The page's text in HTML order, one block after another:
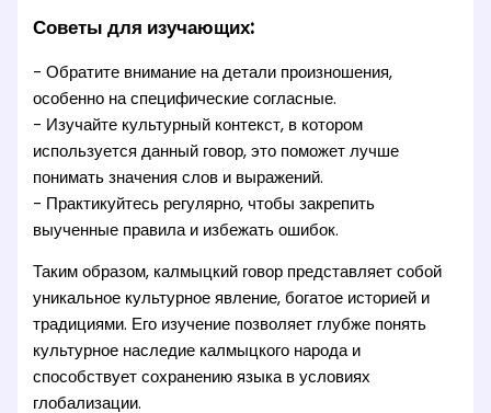
Советы для изучающих:
- Обратите внимание на детали произношения,
особенно на специфические согласные.
- Изучайте культурный контекст, в котором
используется данный говор, это поможет лучше
понимать значения слов и выражений.
- Практикуйтесь регулярно, чтобы закрепить
выученные правила и избежать ошибок.
Таким образом, калмыцкий говор представляет собой
уникальное культурное явление, богатое историей и
традициями. Его изучение позволяет глубже понять
культурное наследие калмыцкого народа и
способствует сохранению языка в условиях
глобализации.